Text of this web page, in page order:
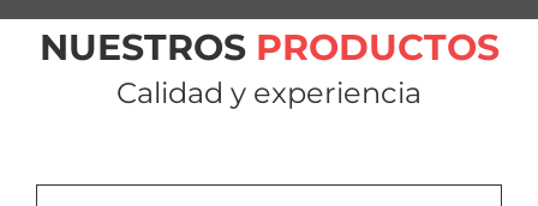
NUESTROS PRODUCTOS
Calidad y experiencia